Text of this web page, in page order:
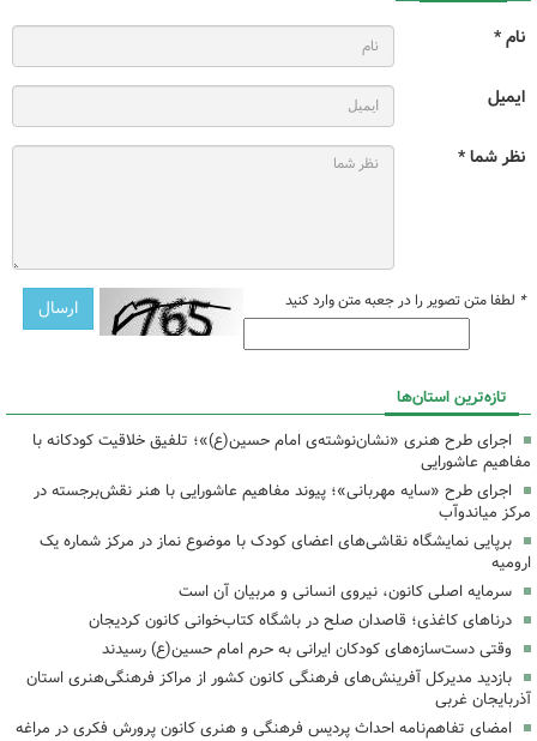
نام *
ایمیل
نظر شما *
* لطفا متن تصویر را در جعبه متن وارد کنید
تازه‌ترین استان‌ها
اجرای طرح هنری «نشان‌نوشته‌ی امام حسین(ع)»؛ تلفیق خلاقیت کودکانه با
مفاهیم عاشورایی
اجرای طرح «سایه مهربانی»؛ پیوند مفاهیم عاشورایی با هنر نقش‌برجسته در
مرکز میاندوآب
برپایی نمایشگاه نقاشی‌های اعضای کودک با موضوع نماز در مرکز شماره یک
ارومیه
سرمایه اصلی کانون، نیروی انسانی و مربیان آن است
درناهای کاغذی؛ قاصدان صلح در باشگاه کتاب‌خوانی کانون کردیجان
وقتی دست‌سازه‌های کودکان ایرانی به حرم امام حسین(ع) رسیدند
بازدید مدیرکل آفرینش‌های فرهنگی کانون کشور از مراکز فرهنگی‌هنری استان
آذربایجان غربی
امضای تفاهم‌نامه احداث پردیس فرهنگی و هنری کانون پرورش فکری در مراغه